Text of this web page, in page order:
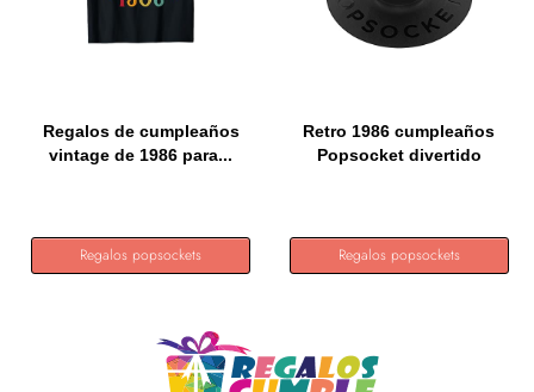
Regalos de cumpleaños
vintage de 1986 para...
Regalos popsockets
Retro 1986 cumpleaños
Popsocket divertido
Regalos popsockets